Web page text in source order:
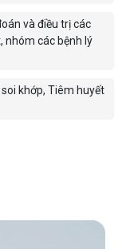
và điều trị các
nhóm các bệnh lý
khớp, Tiêm huyết